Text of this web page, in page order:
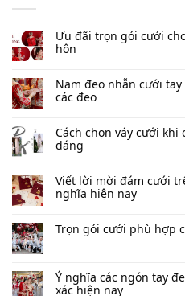
Ưu đãi trọn gói cưới
hôn
Nam đeo nhẫn cưới
các đeo
Cách chọn váy cưới
dáng
Viết lời mời đám cưới
nghĩa hiện nay
Trọn gói cưới phù hợp
Ý nghĩa các ngón tay
xác hiện nay